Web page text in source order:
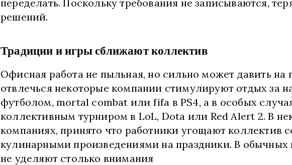
переделать. Поскольку требования не записываются,
решений.
Традиции и игры сближают коллектив
Офисная работа не пыльная, но сильно может давить на
отвлечься некоторые компании стимулируют отдых за
футболом, mortal combat или fifa в PS4, а в особых
коллективным турниром в LoL, Dota или Red Alert 2. В
компаниях, принято что работники угощают коллектив
кулинарными произведениями на праздники. В обычных
не уделяют столько внимания